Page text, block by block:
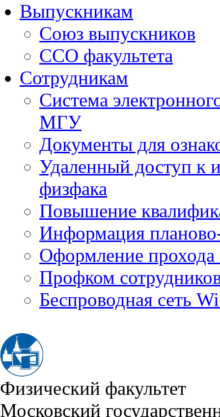
Выпускникам
Союз выпускников
ССО факультета
Сотрудникам
Система
МГУ
Документы для
Удаленный доступ к
физфака
Повышение
Информация
Оформление прохода
Профком
Беспроводная сеть
Физический факультет
Московский